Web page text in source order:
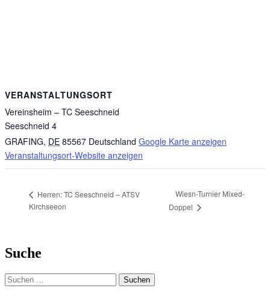
VERANSTALTUNGSORT
Vereinsheim – TC Seeschneid
Seeschneid 4
GRAFING, DE 85567 Deutschland Google Karte anzeigen
Veranstaltungsort-Website anzeigen
Herren: TC Seeschneid – ATSV
Kirchseeon
Wiesn-Turnier Mixed-
Doppel
Suche
Suchen
nach: